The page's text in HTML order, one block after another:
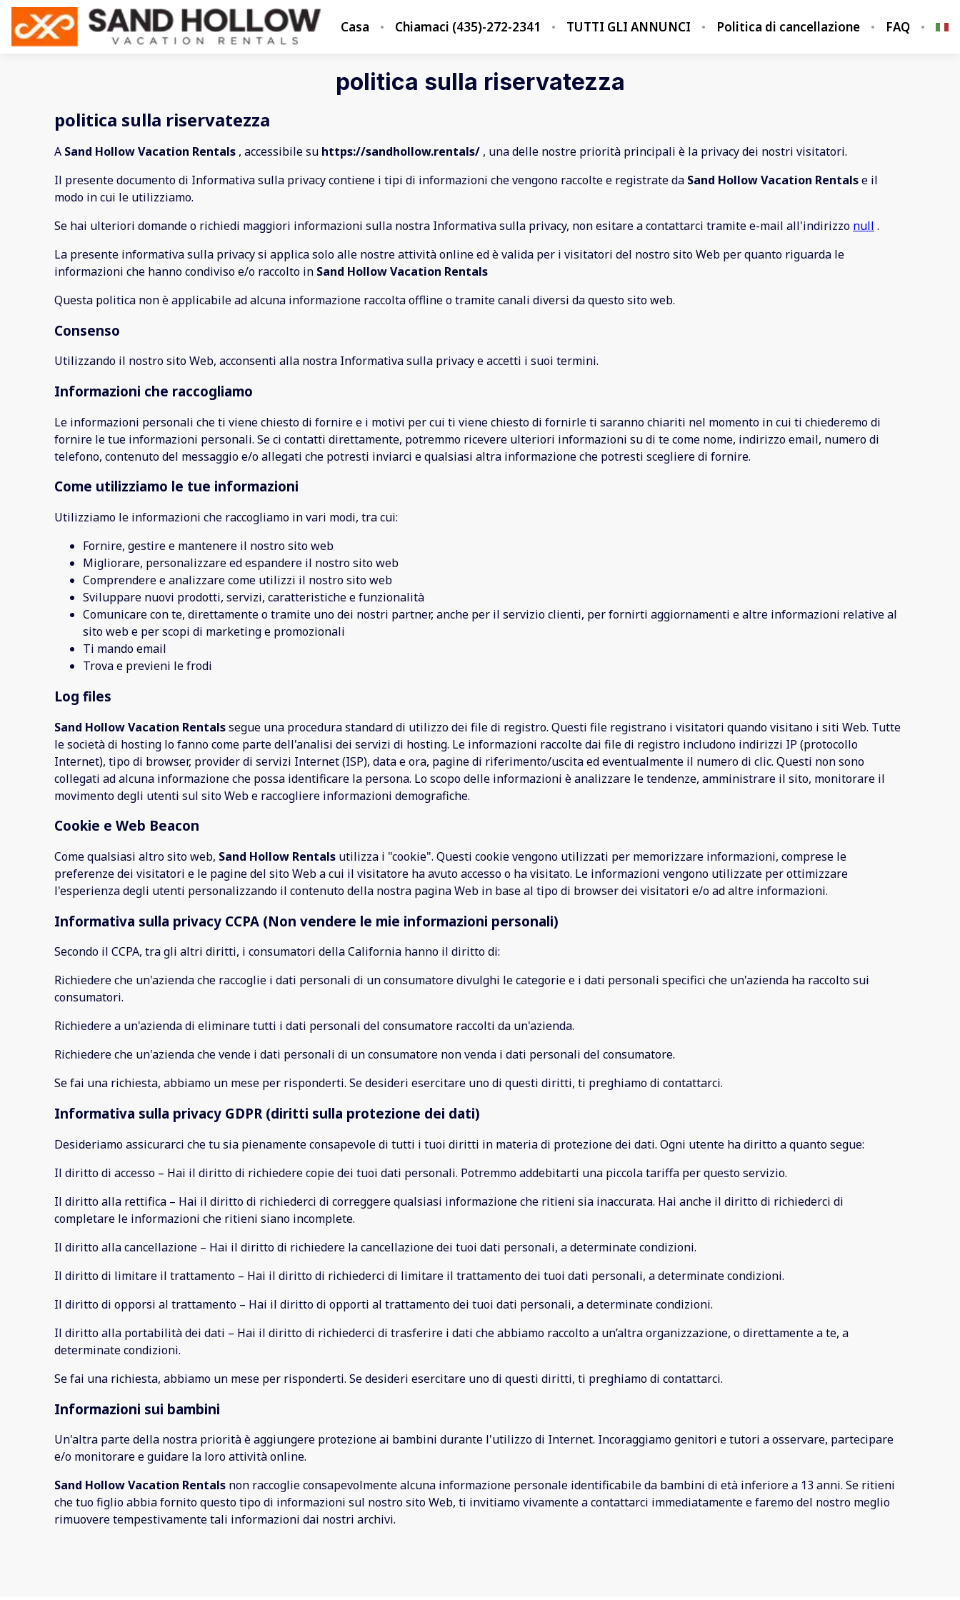
Casa Chiamaci (435)-272-2341 TUTTI GLI ANNUNCI Politica di cancellazione FAQ
politica sulla riservatezza
politica sulla riservatezza
A Sand Hollow Vacation Rentals , accessibile su https://sandhollow.rentals/ , una delle nostre priorità principali è la privacy dei nostri visitatori.
Il presente documento di Informativa sulla privacy contiene i tipi di informazioni che vengono raccolte e registrate da Sand Hollow Vacation Rentalse il
modo in cui le utilizziamo.
Se hai ulteriori domande o richiedi maggiori informazioni sulla nostra Informativa sulla privacy, non esitare a contattarci tramite e-mail all'indirizzo null .
La presente informativa sulla privacy si applica solo alle nostre attività online ed è valida per i visitatori del nostro sito Web per quanto riguarda le
informazioni che hanno condiviso e/o raccolto in Sand Hollow Vacation Rentals
Questa politica non è applicabile ad alcuna informazione raccolta offline o tramite canali diversi da questo sito web.
Consenso
Utilizzando il nostro sito Web, acconsenti alla nostra Informativa sulla privacy e accetti i suoi termini.
Informazioni che raccogliamo
Le informazioni personali che ti viene chiesto di fornire e i motivi per cui ti viene chiesto di fornirle ti saranno chiariti nel momento in cui ti chiederemo di
fornire le tue informazioni personali. Se ci contatti direttamente, potremmo ricevere ulteriori informazioni su di te come nome, indirizzo email, numero di
telefono, contenuto del messaggio e/o allegati che potresti inviarci e qualsiasi altra informazione che potresti scegliere di fornire.
Come utilizziamo le tue informazioni
Utilizziamo le informazioni che raccogliamo in vari modi, tra cui:
Fornire, gestire e mantenere il nostro sito web
Migliorare, personalizzare ed espandere il nostro sito web
Comprendere e analizzare come utilizzi il nostro sito web
Sviluppare nuovi prodotti, servizi, caratteristiche e funzionalità
Comunicare con te, direttamente o tramite uno dei nostri partner, anche per il servizio clienti, per fornirti aggiornamenti e altre informazioni relative al
sito web e per scopi di marketing e promozionali
Ti mando email
Trova e previeni le frodi
Log files
Sand Hollow Vacation Rentalssegue una procedura standard di utilizzo dei file di registro. Questi file registrano i visitatori quando visitano i siti Web. Tutte
le società di hosting lo fanno come parte dell'analisi dei servizi di hosting. Le informazioni raccolte dai file di registro includono indirizzi IP (protocollo
Internet), tipo di browser, provider di servizi Internet (ISP), data e ora, pagine di riferimento/uscita ed eventualmente il numero di clic. Questi non sono
collegati ad alcuna informazione che possa identificare la persona. Lo scopo delle informazioni è analizzare le tendenze, amministrare il sito, monitorare il
movimento degli utenti sul sito Web e raccogliere informazioni demografiche.
Cookie e Web Beacon
Come qualsiasi altro sito web, Sand Hollow Rentals utilizza i "cookie". Questi cookie vengono utilizzati per memorizzare informazioni, comprese le
preferenze dei visitatori e le pagine del sito Web a cui il visitatore ha avuto accesso o ha visitato. Le informazioni vengono utilizzate per ottimizzare
l'esperienza degli utenti personalizzando il contenuto della nostra pagina Web in base al tipo di browser dei visitatori e/o ad altre informazioni.
Informativa sulla privacy CCPA (Non vendere le mie informazioni personali)
Secondo il CCPA, tra gli altri diritti, i consumatori della California hanno il diritto di:
Richiedere che un'azienda che raccoglie i dati personali di un consumatore divulghi le categorie e i dati personali specifici che un'azienda ha raccolto sui
consumatori.
Richiedere a un'azienda di eliminare tutti i dati personali del consumatore raccolti da un'azienda.
Richiedere che un'azienda che vende i dati personali di un consumatore non venda i dati personali del consumatore.
Se fai una richiesta, abbiamo un mese per risponderti. Se desideri esercitare uno di questi diritti, ti preghiamo di contattarci.
Informativa sulla privacy GDPR (diritti sulla protezione dei dati)
Desideriamo assicurarci che tu sia pienamente consapevole di tutti i tuoi diritti in materia di protezione dei dati. Ogni utente ha diritto a quanto segue:
Il diritto di accesso – Hai il diritto di richiedere copie dei tuoi dati personali. Potremmo addebitarti una piccola tariffa per questo servizio.
Il diritto alla rettifica – Hai il diritto di richiederci di correggere qualsiasi informazione che ritieni sia inaccurata. Hai anche il diritto di richiederci di
completare le informazioni che ritieni siano incomplete.
Il diritto alla cancellazione – Hai il diritto di richiedere la cancellazione dei tuoi dati personali, a determinate condizioni.
Il diritto di limitare il trattamento – Hai il diritto di richiederci di limitare il trattamento dei tuoi dati personali, a determinate condizioni.
Il diritto di opporsi al trattamento – Hai il diritto di opporti al trattamento dei tuoi dati personali, a determinate condizioni.
Il diritto alla portabilità dei dati – Hai il diritto di richiederci di trasferire i dati che abbiamo raccolto a un’altra organizzazione, o direttamente a te, a
determinate condizioni.
Se fai una richiesta, abbiamo un mese per risponderti. Se desideri esercitare uno di questi diritti, ti preghiamo di contattarci.
Informazioni sui bambini
Un'altra parte della nostra priorità è aggiungere protezione ai bambini durante l'utilizzo di Internet. Incoraggiamo genitori e tutori a osservare, partecipare
e/o monitorare e guidare la loro attività online.
Sand Hollow Vacation Rentals non raccoglie consapevolmente alcuna informazione personale identificabile da bambini di età inferiore a 13 anni. Se ritieni
che tuo figlio abbia fornito questo tipo di informazioni sul nostro sito Web, ti invitiamo vivamente a contattarci immediatamente e faremo del nostro meglio
rimuovere tempestivamente tali informazioni dai nostri archivi.